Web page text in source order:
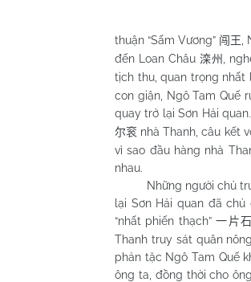
thuận “Sấm Vương” 闯王
đến Loan Châu 滦州 ,
tịch thu, quan trọng nhất
con giận, Ngô Tam Quế
quay trở lại Sơn Hải
尔衮 nhà Thanh, câu kết
vì sao đầu hàng nhà
nhau.
Những người chủ
lại Sơn Hải quan đã
“nhất phiến thạch”一片石
Thanh truy sát quân
phản tặc Ngô Tam Quế
ông ta, đồng thời cho